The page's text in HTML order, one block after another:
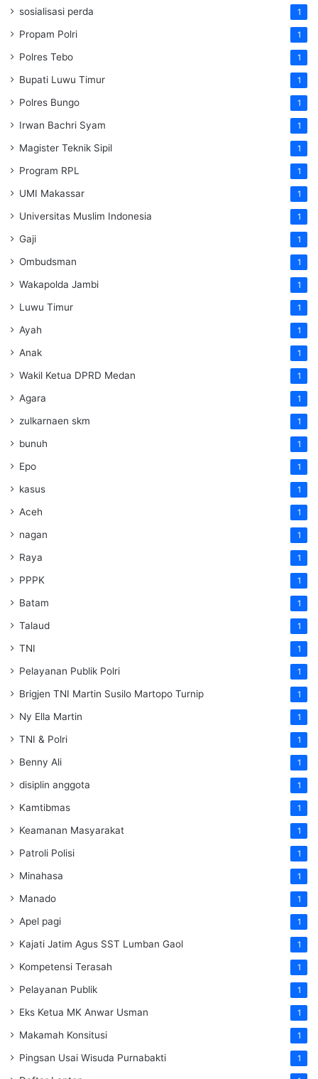
sosialisasi perda 1
Propam Polri 1
Polres Tebo 1
Bupati Luwu Timur 1
Polres Bungo 1
Irwan Bachri Syam 1
Magister Teknik Sipil 1
Program RPL 1
UMI Makassar 1
Universitas Muslim Indonesia 1
Gaji 1
Ombudsman 1
Wakapolda Jambi 1
Luwu Timur 1
Ayah 1
Anak 1
Wakil Ketua DPRD Medan 1
Agara 1
zulkarnaen skm 1
bunuh 1
Epo 1
kasus 1
Aceh 1
nagan 1
Raya 1
PPPK 1
Batam 1
Talaud 1
TNI 1
Pelayanan Publik Polri 1
Brigjen TNI Martin Susilo Martopo Turnip 1
Ny Ella Martin 1
TNI & Polri 1
Benny Ali 1
disiplin anggota 1
Kamtibmas 1
Keamanan Masyarakat 1
Patroli Polisi 1
Minahasa 1
Manado 1
Apel pagi 1
Kajati Jatim Agus SST Lumban Gaol 1
Kompetensi Terasah 1
Pelayanan Publik 1
Eks Ketua MK Anwar Usman 1
Makamah Konsitusi 1
Pingsan Usai Wisuda Purnabakti 1